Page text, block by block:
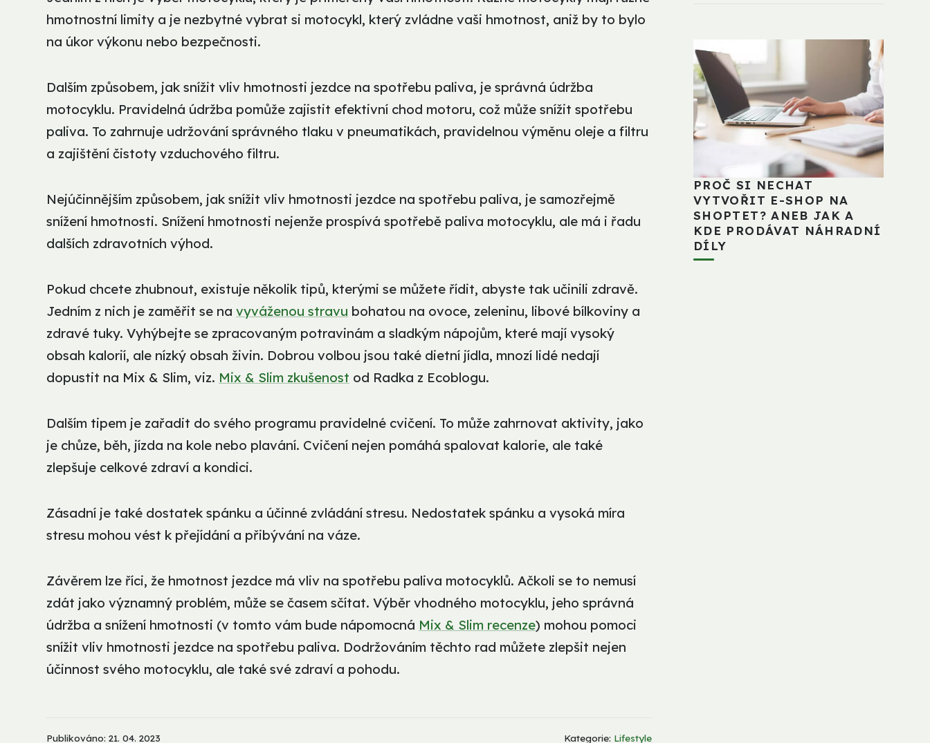
hmotnostní limity a je nezbytné vybrat si motocykl, který zvládne vaši hmotnost, aniž by to bylo
na úkor výkonu nebo bezpečnosti.
Dalším způsobem, jak snížit vliv hmotnosti jezdce na spotřebu paliva, je správná údržba
motocyklu. Pravidelná údržba pomůže zajistit efektivní chod motoru, což může snížit spotřebu
paliva. To zahrnuje udržování správného tlaku v pneumatikách, pravidelnou výměnu oleje a filtru
a zajištění čistoty vzduchového filtru.
Nejúčinnějším způsobem, jak snížit vliv hmotnosti jezdce na spotřebu paliva, je samozřejmě
snížení hmotnosti. Snížení hmotnosti nejenže prospívá spotřebě paliva motocyklu, ale má i řadu
dalších zdravotních výhod.
Pokud chcete zhubnout, existuje několik tipů, kterými se můžete řídit, abyste tak učinili zdravě.
Jedním z nich je zaměřit se na vyváženou stravu bohatou na ovoce, zeleninu, libové bílkoviny a
zdravé tuky. Vyhýbejte se zpracovaným potravinám a sladkým nápojům, které mají vysoký
obsah kalorií, ale nízký obsah živin. Dobrou volbou jsou také dietní jídla, mnozí lidé nedají
dopustit na Mix & Slim, viz. Mix & Slim zkušenost od Radka z Ecoblogu.
Dalším tipem je zařadit do svého programu pravidelné cvičení. To může zahrnovat aktivity, jako
je chůze, běh, jízda na kole nebo plavání. Cvičení nejen pomáhá spalovat kalorie, ale také
zlepšuje celkové zdraví a kondici.
Zásadní je také dostatek spánku a účinné zvládání stresu. Nedostatek spánku a vysoká míra
stresu mohou vést k přejídání a přibývání na váze.
Závěrem lze říci, že hmotnost jezdce má vliv na spotřebu paliva motocyklů. Ačkoli se to nemusí
zdát jako významný problém, může se časem sčítat. Výběr vhodného motocyklu, jeho správná
údržba a snížení hmotnosti (v tomto vám bude nápomocná Mix & Slim recenze) mohou pomoci
snížit vliv hmotnosti jezdce na spotřebu paliva. Dodržováním těchto rad můžete zlepšit nejen
účinnost svého motocyklu, ale také své zdraví a pohodu.
Publikováno: 21. 04. 2023 Kategorie: Lifestyle
PROČ SI NECHAT
VYTVOŘIT E-SHOP NA
SHOPTET? ANEB JAK A
KDE PRODÁVAT NÁHRADNÍ
DÍLY